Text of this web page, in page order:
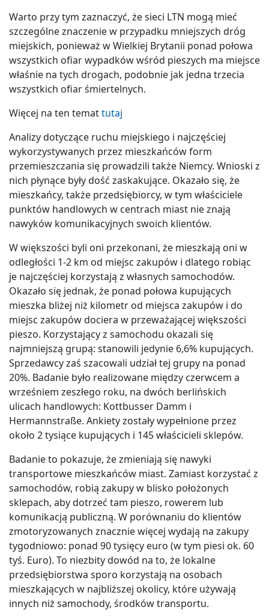
Warto przy tym zaznaczyć, że sieci LTN mogą mieć
szczególne znaczenie w przypadku mniejszych dróg
miejskich, ponieważ w Wielkiej Brytanii ponad połowa
wszystkich ofiar wypadków wśród pieszych ma miejsce
właśnie na tych drogach, podobnie jak jedna trzecia
wszystkich ofiar śmiertelnych.
Więcej na ten temattutaj
Analizy dotyczące ruchu miejskiego i najczęściej
wykorzystywanych przez mieszkańców form
przemieszczania się prowadzili także Niemcy. Wnioski z
nich płynące były dość zaskakujące. Okazało się, że
mieszkańcy, także przedsiębiorcy, w tym właściciele
punktów handlowych w centrach miast nie znają
nawyków komunikacyjnych swoich klientów.
W większości byli oni przekonani, że mieszkają oni w
odległości 1-2 km od miejsc zakupów i dlatego robiąc
je najczęściej korzystają z własnych samochodów.
Okazało się jednak, że ponad połowa kupujących
mieszka bliżej niż kilometr od miejsca zakupów i do
miejsc zakupów dociera w przeważającej większości
pieszo. Korzystający z samochodu okazali się
najmniejszą grupą: stanowili jedynie 6,6% kupujących.
Sprzedawcy zaś szacowali udział tej grupy na ponad
20%. Badanie było realizowane między czerwcem a
wrześniem zeszłego roku, na dwóch berlińskich
ulicach handlowych: Kottbusser Damm i
Hermannstraße. Ankiety zostały wypełnione przez
około 2 tysiące kupujących i 145 właścicieli sklepów.
Badanie to pokazuje, że zmieniają się nawyki
transportowe mieszkańców miast. Zamiast korzystać z
samochodów, robią zakupy w blisko położonych
sklepach, aby dotrzeć tam pieszo, rowerem lub
komunikacją publiczną. W porównaniu do klientów
zmotoryzowanych znacznie więcej wydają na zakupy
tygodniowo: ponad 90 tysięcy euro (w tym piesi ok. 60
tyś. Euro). To niezbity dowód na to, że lokalne
przedsiębiorstwa sporo korzystają na osobach
mieszkających w najbliższej okolicy, które używają
innych niż samochody, środków transportu.